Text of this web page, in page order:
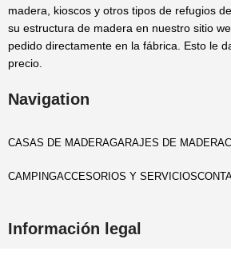
madera, kioscos y otros tipos de refugios
su estructura de madera en nuestro sitio
pedido directamente en la fábrica. Esto le
precio.
Navigation
CASAS DE MADERAGARAJES DE MADERA
CAMPINGACCESORIOS Y SERVICIOS
Información legal